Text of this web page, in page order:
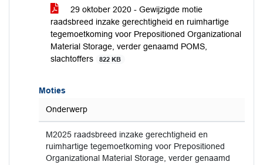
29 oktober 2020 - Gewijzigde motie
raadsbreed inzake gerechtigheid en ruimhartige
tegemoetkoming voor Prepositioned Organizational
Material Storage, verder genaamd POMS,
slachtoffers
822 KB
Moties
Onderwerp
M2025 raadsbreed inzake gerechtigheid en
ruimhartige tegemoetkoming voor Prepositioned
Organizational Material Storage, verder genaamd